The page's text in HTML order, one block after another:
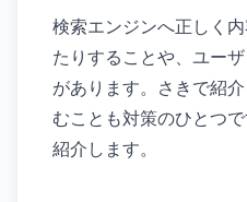
検索エンジンへ正しく
たりすることや、ユー
があります。さきで紹
むことも対策のひとつ
紹介します。